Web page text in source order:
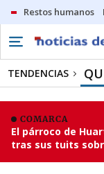
Restos humanos
TENDENCIAS
COMARCA
El párroco de
tras sus tuits